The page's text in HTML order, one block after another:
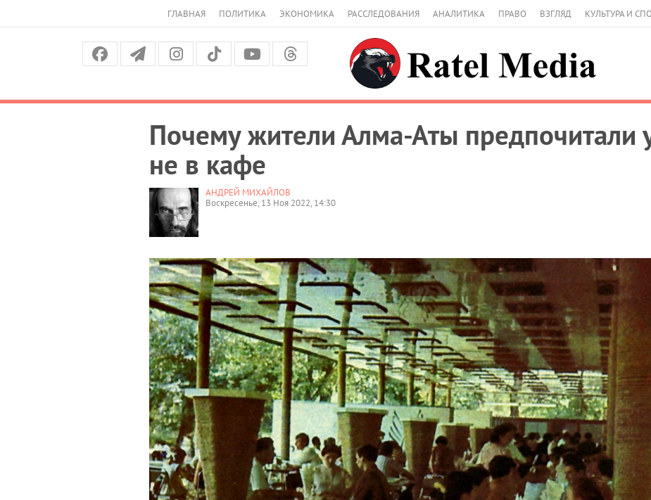
ГЛАВНАЯ ПОЛИТИКА ЭКОНОМИКА РАССЛЕДОВАНИЯ АНАЛИТИКА ПРАВО ВЗГЛЯД КУЛЬТУРА И
Почему жители Алма-Аты предпочитали
не в кафе
АНДРЕЙ МИХАЙЛОВ
Воскресенье, 13 Ноя 2022, 14:30